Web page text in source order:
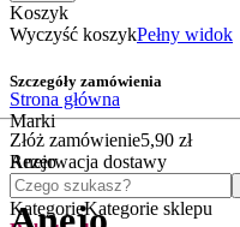
Koszyk
Wyczyść koszykPełny widok
Szczegóły zamówienia
Złóż zamówienie5,90 zł
Rezerwacja dostawy
Czego szukasz?
KategorieKategorie sklepu
Strona główna
Marki
Anejo